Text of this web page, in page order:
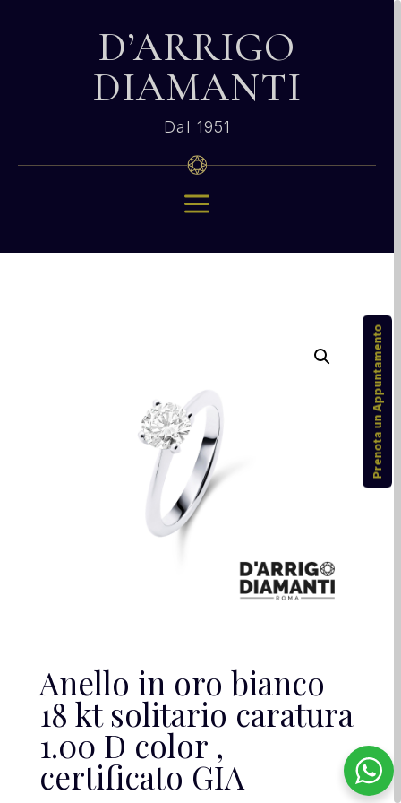
D’ARRIGO
DIAMANTI
Dal 1951
a
Anello in oro bianco
18 kt solitario caratura
1.00 D color ,
certificato GIA
Prenota un Appuntamento